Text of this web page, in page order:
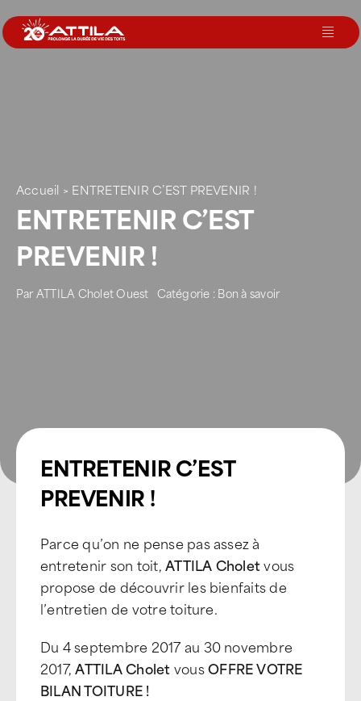
au
contenu
Nos agences
Votre toit
Rejoignez-nous
Accueil > ENTRETENIR C’EST PREVENIR !
ENTRETENIR C’EST
PREVENIR !
ParATTILA Cholet Ouest Catégorie : Bon à savoir
ENTRETENIR C’EST
PREVENIR !
Parce qu’on ne pense pas assez à
entretenir son toit,ATTILA Choletvous
propose de découvrir les bienfaits de
l’entretien de votre toiture.
Du 4 septembre 2017 au 30 novembre
2017,ATTILA CholetvousOFFRE VOTRE
BILAN TOITURE !